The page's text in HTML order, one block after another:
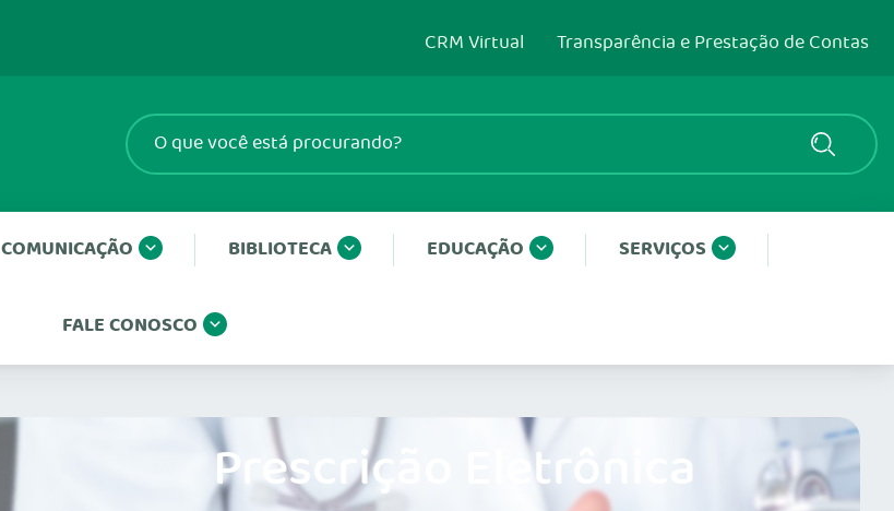
CRM Virtual Transparência e Prestação de Contas
COMUNICAÇÃO BIBLIOTECA EDUCAÇÃO SERVIÇOS
FALE CONOSCO
Prescrição Eletrônica